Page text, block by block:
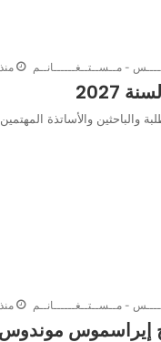
- مــســتــغــــــانــم منذ 3 أسابيع
والباحثين والأساتذة
- مــســتــغــــــانــم منذ 4 أسابيع